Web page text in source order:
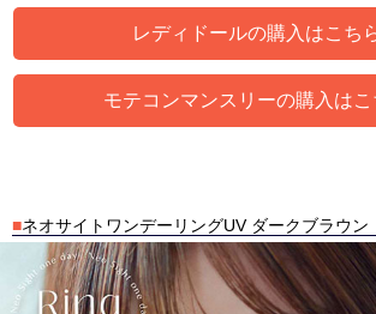
レディドールの購入はこち
モテコンマンスリーの購入は
■ネオサイトワンデーリングUV ダークブラウン